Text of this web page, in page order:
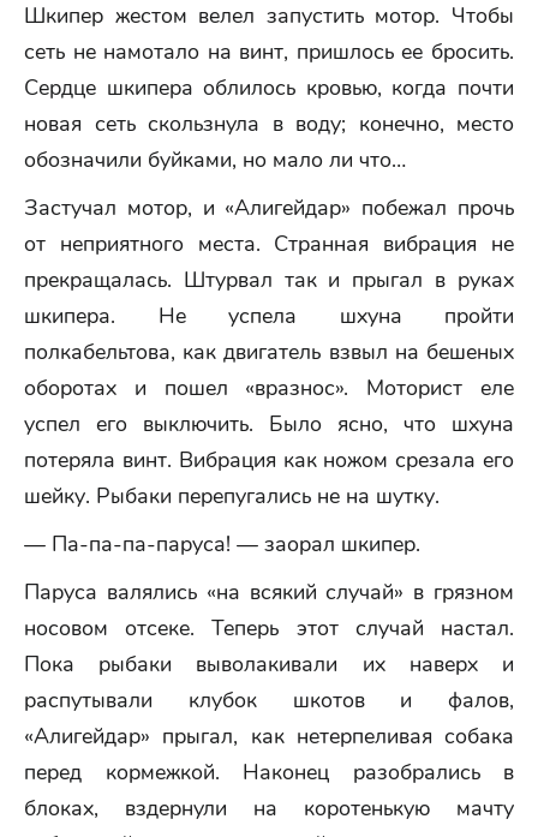
Шкипер жестом велел запустить мотор. Чтобы
сеть не намотало на винт, пришлось ее бросить.
Сердце шкипера облилось кровью, когда почти
новая сеть скользнула в воду; конечно, место
обозначили буйками, но мало ли что…
Застучал мотор, и «Алигейдар» побежал прочь
от неприятного места. Странная вибрация не
прекращалась. Штурвал так и прыгал в руках
шкипера. Не успела шхуна пройти
полкабельтова, как двигатель взвыл на бешеных
оборотах и пошел «вразнос». Моторист еле
успел его выключить. Было ясно, что шхуна
потеряла винт. Вибрация как ножом срезала его
шейку. Рыбаки перепугались не на шутку.
— Па-па-па-паруса! — заорал шкипер.
Паруса валялись «на всякий случай» в грязном
носовом отсеке. Теперь этот случай настал.
Пока рыбаки выволакивали их наверх и
распутывали клубок шкотов и фалов,
«Алигейдар» прыгал, как нетерпеливая собака
перед кормежкой. Наконец разобрались в
блоках, вздернули на коротенькую мачту